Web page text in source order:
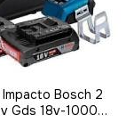
Impacto Bosch 2
Gds 18v-1000